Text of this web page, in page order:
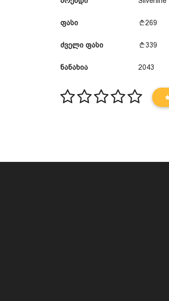
ფასი 269
ძველი ფასი 339
ნანახია 2043